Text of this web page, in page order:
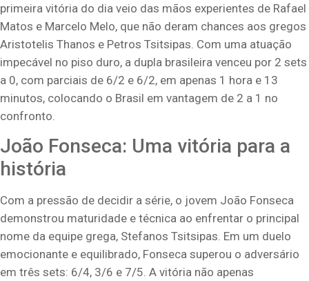
primeira vitória do dia veio das mãos experientes de Rafael
Matos e Marcelo Melo, que não deram chances aos gregos
Aristotelis Thanos e Petros Tsitsipas. Com uma atuação
impecável no piso duro, a dupla brasileira venceu por 2 sets
a 0, com parciais de 6/2 e 6/2, em apenas 1 hora e 13
minutos, colocando o Brasil em vantagem de 2 a 1 no
confronto.
João Fonseca: Uma vitória para a
história
Com a pressão de decidir a série, o jovem João Fonseca
demonstrou maturidade e técnica ao enfrentar o principal
nome da equipe grega, Stefanos Tsitsipas. Em um duelo
emocionante e equilibrado, Fonseca superou o adversário
em três sets: 6/4, 3/6 e 7/5. A vitória não apenas